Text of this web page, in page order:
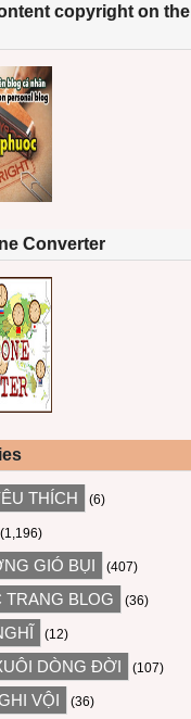
copyright on the
Converter
THÍCH (6)
(1,196)
GIÓ BỤI (407)
BLOG (36)
(12)
DÒNG ĐỜI (107)
VỘI (36)